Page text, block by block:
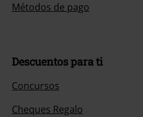
Métodos de pago
Descuentos para ti
Concursos
Cheques Regalo